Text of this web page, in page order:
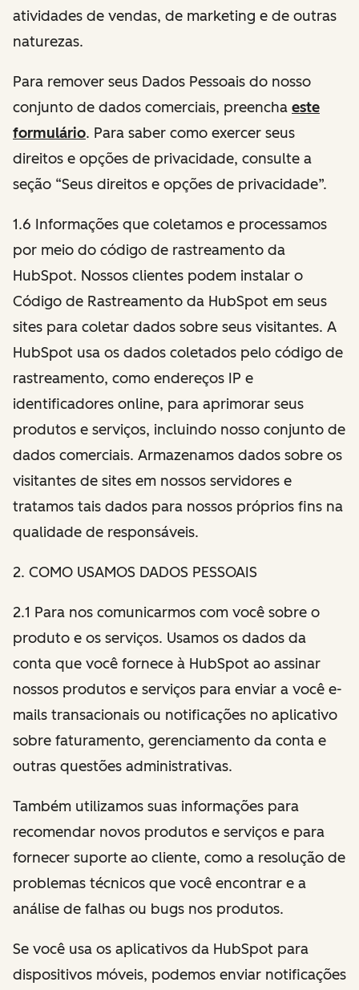
atividades de vendas, de marketing e de outras
naturezas.
Para remover seus Dados Pessoais do nosso
conjunto de dados comerciais, preencha este
formulário. Para saber como exercer seus
direitos e opções de privacidade, consulte a
seção “Seus direitos e opções de privacidade”.
1.6 Informações que coletamos e processamos
por meio do código de rastreamento da
HubSpot. Nossos clientes podem instalar o
Código de Rastreamento da HubSpot em seus
sites para coletar dados sobre seus visitantes. A
HubSpot usa os dados coletados pelo código de
rastreamento, como endereços IP e
identificadores online, para aprimorar seus
produtos e serviços, incluindo nosso conjunto de
dados comerciais. Armazenamos dados sobre os
visitantes de sites em nossos servidores e
tratamos tais dados para nossos próprios fins na
qualidade de responsáveis.
2. COMO USAMOS DADOS PESSOAIS
2.1 Para nos comunicarmos com você sobre o
produto e os serviços. Usamos os dados da
conta que você fornece à HubSpot ao assinar
nossos produtos e serviços para enviar a você e-
mails transacionais ou notificações no aplicativo
sobre faturamento, gerenciamento da conta e
outras questões administrativas.
Também utilizamos suas informações para
recomendar novos produtos e serviços e para
fornecer suporte ao cliente, como a resolução de
problemas técnicos que você encontrar e a
análise de falhas ou bugs nos produtos.
Se você usa os aplicativos da HubSpot para
dispositivos móveis, podemos enviar notificações